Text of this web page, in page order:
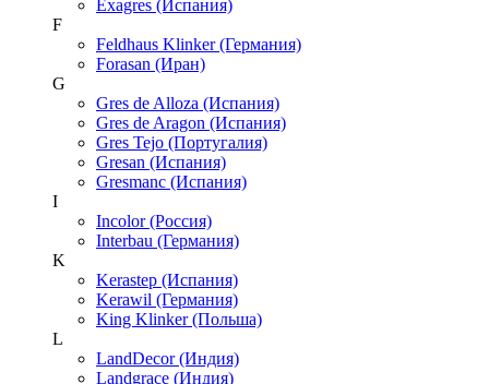
Exagres (Испания)
F
Feldhaus Klinker (Германия)
Forasan (Иран)
G
Gres de Alloza (Испания)
Gres de Aragon (Испания)
Gres Tejo (Португалия)
Gresan (Испания)
Gresmanc (Испания)
I
Incolor (Россия)
Interbau (Германия)
K
Kerastep (Испания)
Kerawil (Германия)
King Klinker (Польша)
L
LandDecor (Индия)
Landgrace (Индия)